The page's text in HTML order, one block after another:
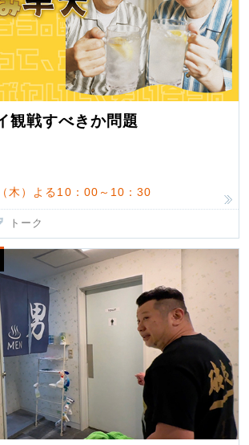
観戦すべきか問題
木）よる10：00～10：30
トーク